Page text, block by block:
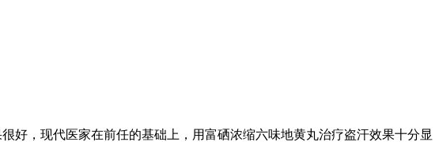
好，现代医家在前任的基础上，用富硒浓缩六味地黄丸治疗盗汗效果十分显